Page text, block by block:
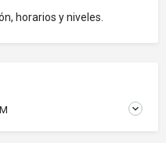
horarios y niveles.